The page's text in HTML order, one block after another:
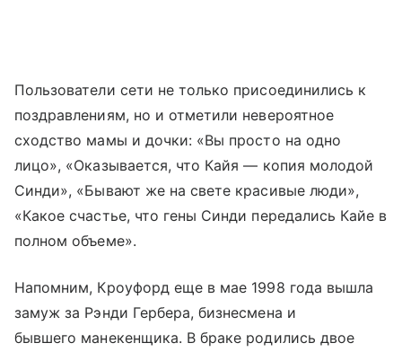
Пользователи сети не только присоединились к
поздравлениям, но и отметили невероятное
сходство мамы и дочки: «Вы просто на одно
лицо», «Оказывается, что Кайя — копия молодой
Синди», «Бывают же на свете красивые люди»,
«Какое счастье, что гены Синди передались Кайе в
полном объеме».
Напомним, Кроуфорд еще в мае 1998 года вышла
замуж за Рэнди Гербера, бизнесмена и
бывшего манекенщика. В браке родились двое